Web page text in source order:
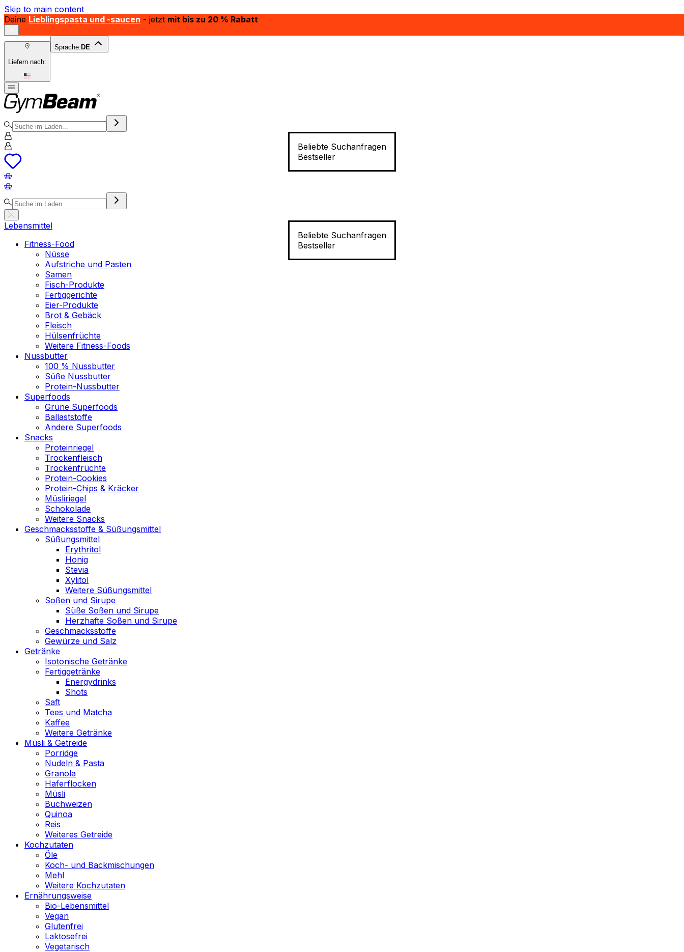
Skip to main content
Deine Lieblingspasta und -saucen - jetzt mit bis zu 20 % Rabatt
Liefern nach:
Sprache: DE
Beliebte Suchanfragen
Bestseller
Beliebte Suchanfragen
Bestseller
Lebensmittel
Fitness-Food
Nüsse
Aufstriche und Pasten
Samen
Fisch-Produkte
Fertiggerichte
Eier-Produkte
Brot & Gebäck
Fleisch
Hülsenfrüchte
Weitere Fitness-Foods
Nussbutter
100 % Nussbutter
Süße Nussbutter
Protein-Nussbutter
Superfoods
Grüne Superfoods
Ballaststoffe
Andere Superfoods
Snacks
Proteinriegel
Trockenfleisch
Trockenfrüchte
Protein-Cookies
Protein-Chips & Kräcker
Müsliriegel
Schokolade
Weitere Snacks
Geschmacksstoffe & Süßungsmittel
Süßungsmittel
Erythritol
Honig
Stevia
Xylitol
Weitere Süßungsmittel
Soßen und Sirupe
Süße Soßen und Sirupe
Herzhafte Soßen und Sirupe
Geschmacksstoffe
Gewürze und Salz
Getränke
Isotonische Getränke
Fertiggetränke
Energydrinks
Shots
Saft
Tees und Matcha
Kaffee
Weitere Getränke
Müsli & Getreide
Porridge
Nudeln & Pasta
Granola
Haferflocken
Müsli
Buchweizen
Quinoa
Reis
Weiteres Getreide
Kochzutaten
Öle
Koch- und Backmischungen
Mehl
Weitere Kochzutaten
Ernährungsweise
Bio-Lebensmittel
Vegan
Glutenfrei
Laktosefrei
Vegetarisch